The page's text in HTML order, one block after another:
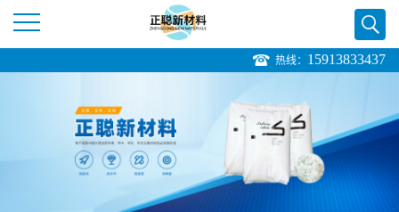
热线： 15913833437